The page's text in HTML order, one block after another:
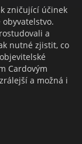
zničující účinek
a
nutné zjistit, co
Cardovým
a možná i